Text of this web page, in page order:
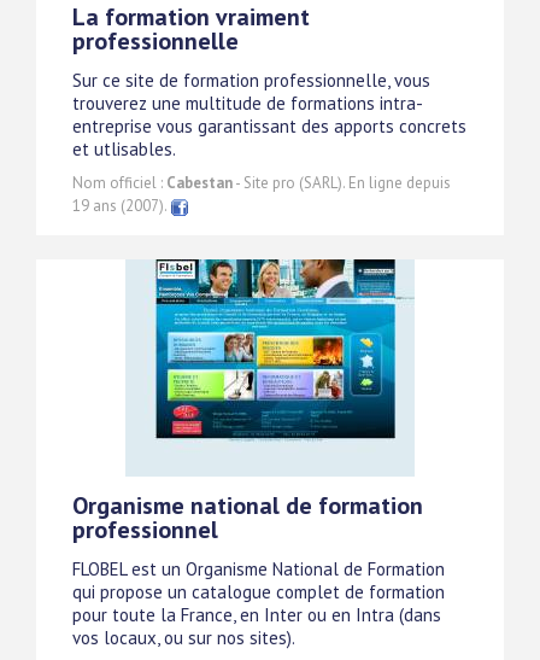
La formation vraiment
professionnelle
Sur ce site de formation professionnelle, vous
trouverez une multitude de formations intra-
entreprise vous garantissant des apports concrets
et utlisables.
Nom officiel : Cabestan- Site pro (SARL). En ligne depuis
19 ans (2007).
Organisme national de formation
professionnel
FLOBEL est un Organisme National de Formation
qui propose un catalogue complet de formation
pour toute la France, en Inter ou en Intra (dans
vos locaux, ou sur nos sites).